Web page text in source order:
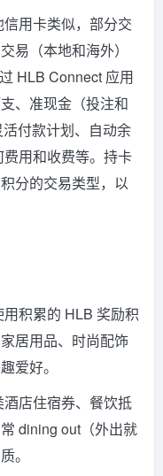
用卡类似，部分交
易（本地和海外）
HLB Connect 应用
、准现金（投注和
付款计划、自动余
用和收费等。持卡
分的交易类型，以
积累的 HLB 奖励积
居用品、时尚配饰
爱好。
店住宿券、餐饮抵
dining out（外出就
。